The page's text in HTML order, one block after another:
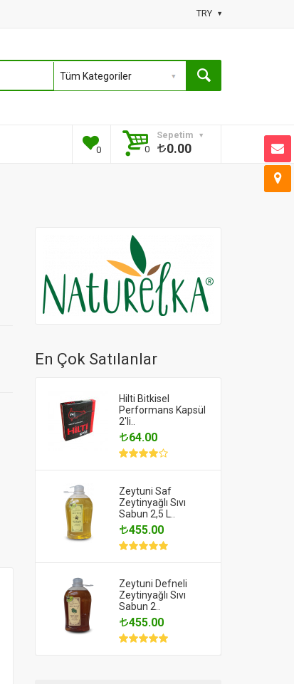
TRY
0
Sepetim
0
0.00
En Çok Satılanlar
Hilti Bitkisel
Performans Kapsül
2'li..
64.00
Zeytuni Saf
Zeytinyağlı Sıvı
Sabun 2,5 L..
455.00
Zeytuni Defneli
Zeytinyağlı Sıvı
Sabun 2..
455.00